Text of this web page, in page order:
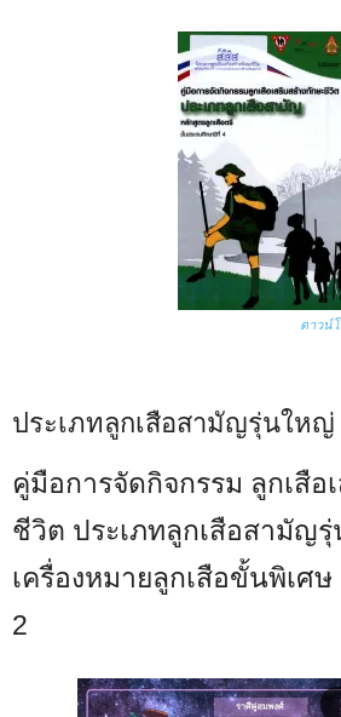
ดาวน์
ประเภทลูกเสือสามัญรุ่นใหญ่
คู่มือการจัดกิจกรรม ลูกเสือ
ชีวิต ประเภทลูกเสือสามัญ
เครื่องหมายลูกเสือขั้นพิเศ
2